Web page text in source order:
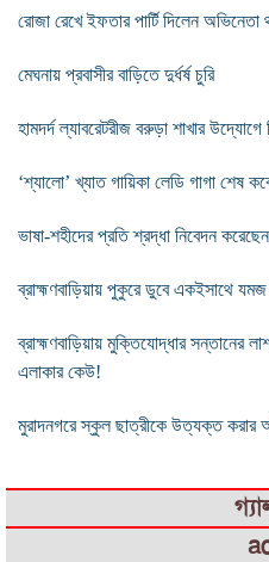
রোজা রেখে ইফতার পার্টি দিলেন অভিনেতা
মেঘনায় প্রবাসীর বাড়িতে দুর্ধর্ষ চুরি
হামদর্দ ল্যাবরেটরীজ বরুড়া শাখার
‘শ্যালো’ খ্যাত গায়িকা লেডি গাগা শেষ
ভাষা-শহীদের প্রতি শ্রদ্ধা নিবেদন
ব্রাহ্মণবাড়িয়ায় পুকুরে ডুবে একইসাথে
ব্রাহ্মণবাড়িয়ায় মুক্তিযোদ্ধার সন্তানের
এলাকার কেউ!
মুরাদনগরে স্কুল ছাত্রীকে উত্যক্ত করার